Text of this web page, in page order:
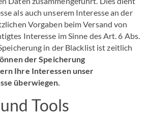
als auch unserem Interesse an der
Vorgaben beim Versand von
Interesse im Sinne des Art. 6 Abs.
in der Blacklist ist zeitlich
der Speicherung
Ihre Interessen unser
überwiegen.
Tools